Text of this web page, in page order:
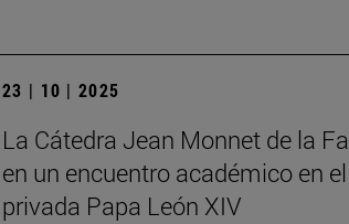
23 | 10 | 2025
La Cátedra Jean Monnet de la
en un encuentro académico en
privada Papa León XIV